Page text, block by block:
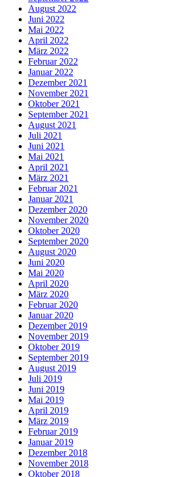
August 2022
Juni 2022
Mai 2022
April 2022
März 2022
Februar 2022
Januar 2022
Dezember 2021
November 2021
Oktober 2021
September 2021
August 2021
Juli 2021
Juni 2021
Mai 2021
April 2021
März 2021
Februar 2021
Januar 2021
Dezember 2020
November 2020
Oktober 2020
September 2020
August 2020
Juni 2020
Mai 2020
April 2020
März 2020
Februar 2020
Januar 2020
Dezember 2019
November 2019
Oktober 2019
September 2019
August 2019
Juli 2019
Juni 2019
Mai 2019
April 2019
März 2019
Februar 2019
Januar 2019
Dezember 2018
November 2018
Oktober 2018